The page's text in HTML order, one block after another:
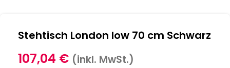
Stehtisch London low 70 cm Schwarz
107,04 € (inkl. MwSt.)